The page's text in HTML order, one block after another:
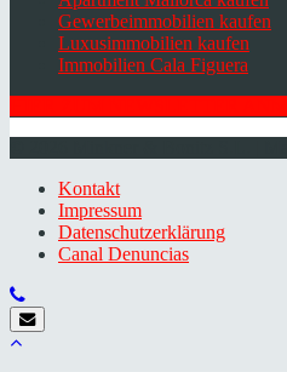
Gewerbeimmobilien kaufen
Luxusimmobilien kaufen
Immobilien Cala Figuera
Kontakt
Impressum
Datenschutzerklärung
Canal Denuncias